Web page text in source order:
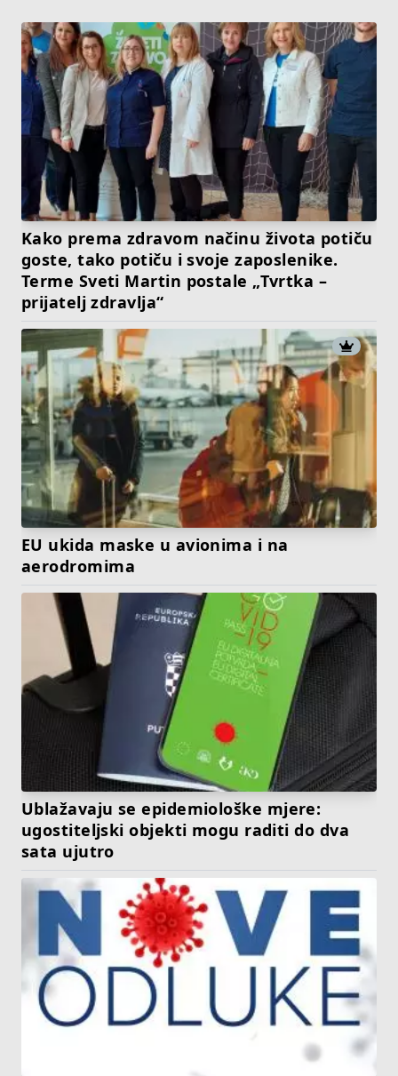
Kako prema zdravom načinu života potiču
goste, tako potiču i svoje zaposlenike.
Terme Sveti Martin postale „Tvrtka –
prijatelj zdravlja“
EU ukida maske u avionima i na
aerodromima
Ublažavaju se epidemiološke mjere:
ugostiteljski objekti mogu raditi do dva
sata ujutro